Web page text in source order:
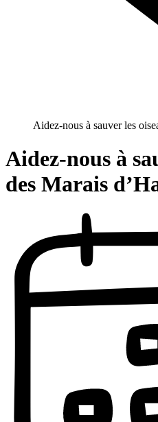
Aidez-nous à sauver les
Aidez-nous à
des Marais